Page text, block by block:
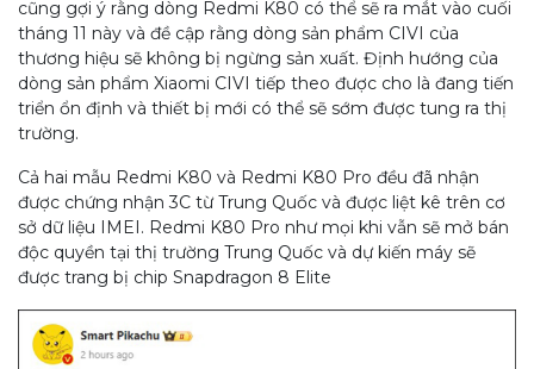
cũng gợi ý rằng dòng Redmi K80 có thể sẽ ra mắt vào cuối
tháng 11 này và đề cập rằng dòng sản phẩm CIVI của
thương hiệu sẽ không bị ngừng sản xuất. Định hướng của
dòng sản phẩm Xiaomi CIVI tiếp theo được cho là đang tiến
triển ổn định và thiết bị mới có thể sẽ sớm được tung ra thị
trường.
Cả hai mẫu Redmi K80 và Redmi K80 Pro đều đã nhận
được chứng nhận 3C từ Trung Quốc và được liệt kê trên cơ
sở dữ liệu IMEI. Redmi K80 Pro như mọi khi vẫn sẽ mở bán
độc quyền tại thị trường Trung Quốc và dự kiến ​máy ​sẽ
được trang bị chip Snapdragon 8 Elite